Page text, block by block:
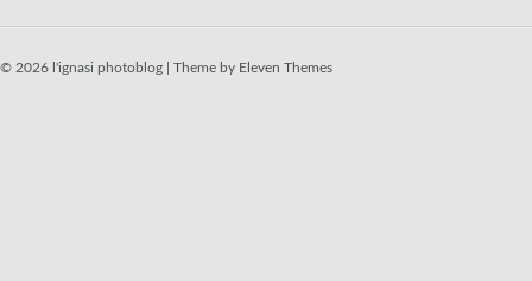
© 2026 l'ignasi photoblog | Theme by Eleven Themes